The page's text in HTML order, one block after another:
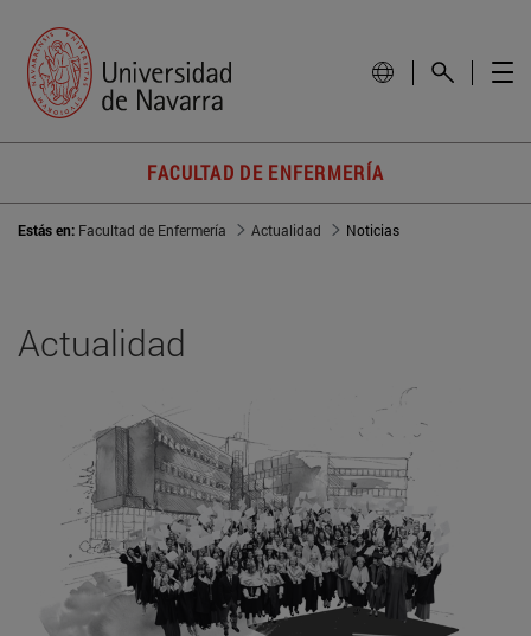
FACULTAD DE ENFERMERÍA
Estás en: Facultad de Enfermería Actualidad Noticias
Actualidad